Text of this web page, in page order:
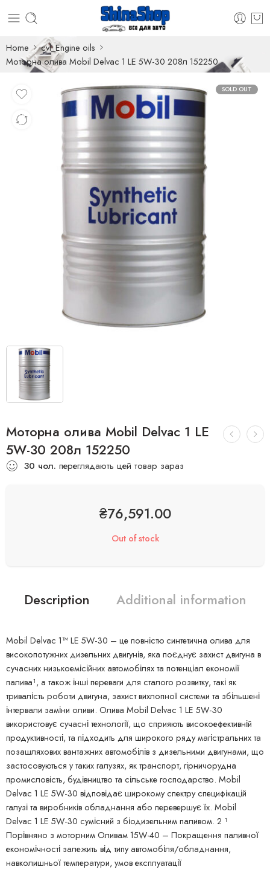
Home
cvl_Engine oils
Моторна олива Mobil Delvac 1 LE 5W-30 208л 152250
SOLD OUT
Моторна олива Mobil Delvac 1 LE
5W-30 208л 152250
30 чол. переглядають цей товар зараз
₴76,591.00
Out of stock
Description Additional information
Mobil Delvac 1™ LE 5W-30 – це повністю синтетична олива для
високопотужних дизельних двигунів, яка поєднує захист двигуна в
сучасних низькоемісійних автомобілях та потенціал економії
палива¹, а також інші переваги для сталого розвитку, такі як
тривалість роботи двигуна, захист вихлопної системи та збільшені
інтервали заміни оливи. Олива Mobil Delvac 1 LE 5W-30
використовує сучасні технології, що сприяють високоефективній
продуктивності, та підходить для широкого ряду магістральних та
позашляхових вантажних автомобілів з дизельними двигунами, що
застосовуються у таких галузях, як транспорт, гірничорудна
промисловість, будівництво та сільське господарство. Mobil
Delvac 1 LE 5W-30 відповідає широкому спектру специфікацій
галузі та виробників обладнання або перевершує їх. Mobil
Delvac 1 LE 5W-30 сумісний з біодизельним паливом. 2 ¹
Порівняно з моторним Оливам 15W-40 – Покращення паливної
економічності залежить від типу автомобіля/обладнання,
навколишньої температури, умов експлуатації